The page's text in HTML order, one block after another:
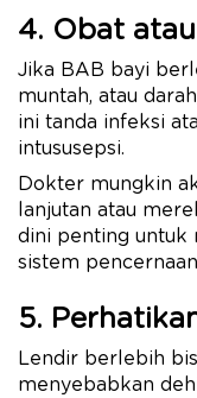
4. Obat
Jika BAB bayi
muntah, atau
ini tanda infeksi
intususepsi.
Dokter mungkin
lanjutan atau
dini penting untuk
sistem
5.
Lendir berlebih
menyebabkan